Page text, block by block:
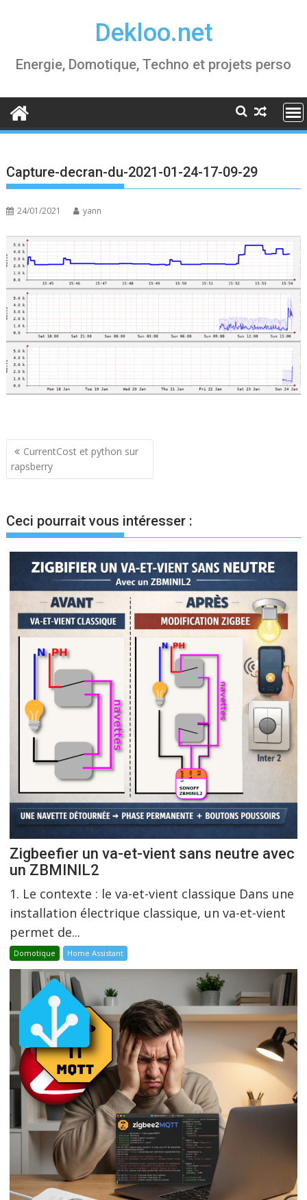
Dekloo.net
Energie, Domotique, Techno et projets perso
Capture-decran-du-2021-01-24-17-09-29
24/01/2021 yann
Navigation
de
CurrentCost et python sur
rapsberry
Ceci pourrait vous intéresser :
Zigbeefier un va-et-vient sans neutre avec
un ZBMINIL2
1. Le contexte : le va-et-vient classique Dans une
installation électrique classique, un va-et-vient
permet de...
Domotique Home Assistant